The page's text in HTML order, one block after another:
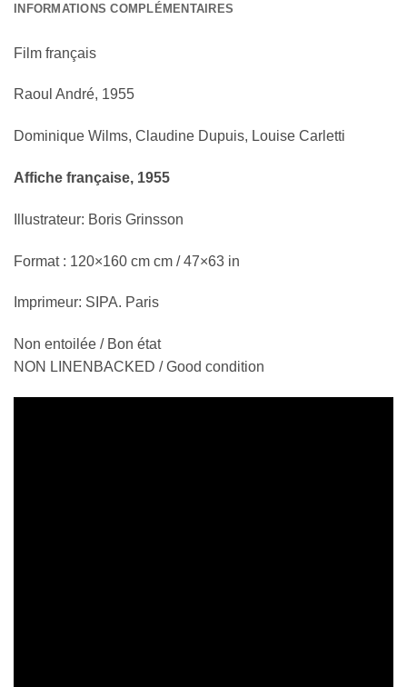
INFORMATIONS COMPLÉMENTAIRES
Film français
Raoul André, 1955
Dominique Wilms, Claudine Dupuis, Louise Carletti
Affiche française, 1955
Illustrateur: Boris Grinsson
Format : 120×160 cm cm / 47×63 in
Imprimeur: SIPA. Paris
Non entoilée / Bon état
NON LINENBACKED / Good condition